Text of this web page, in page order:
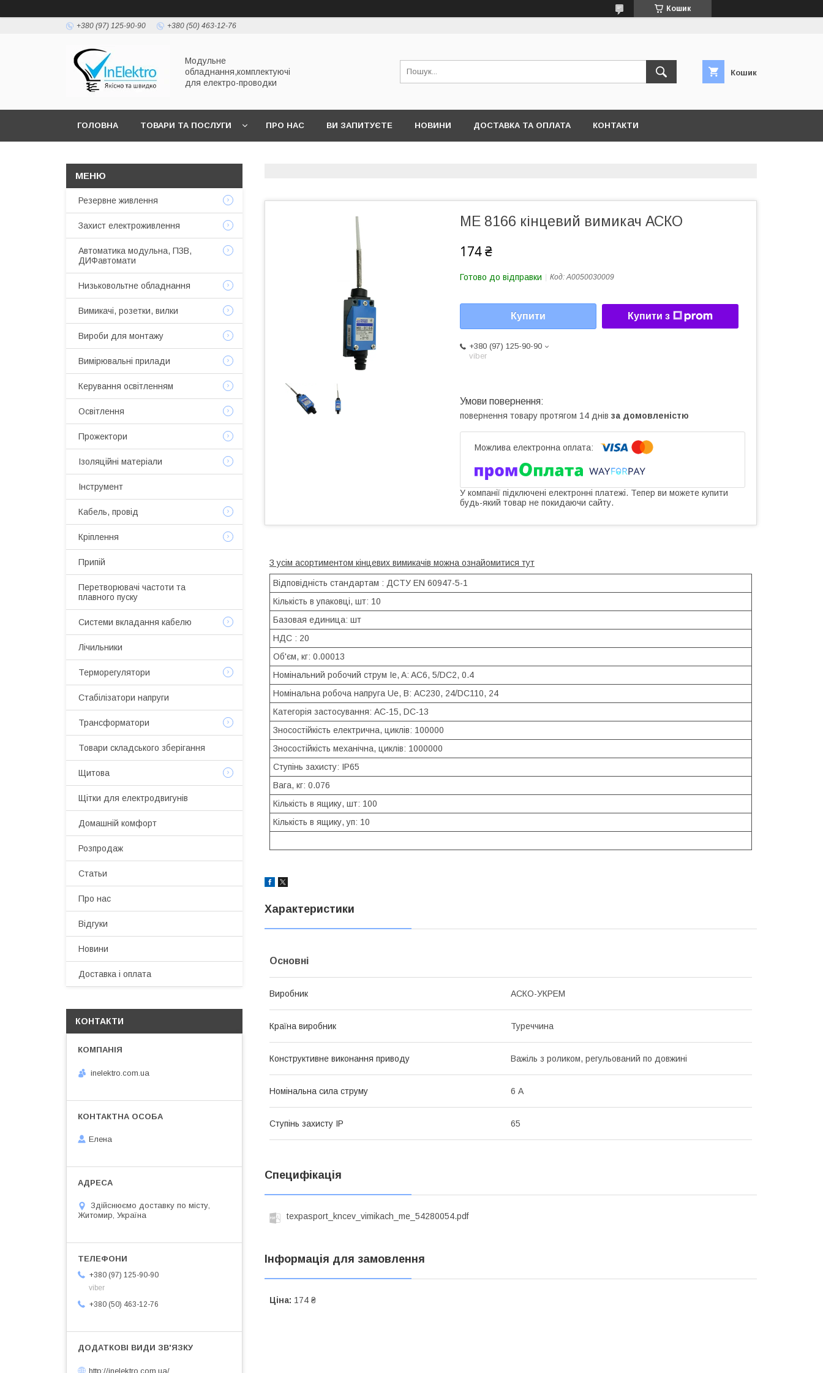
Кошик
+380 (97) 125-90-90 +380 (50) 463-12-76
Модульне
обладнання,комплектуючі
для електро-проводки
Кошик
ГОЛОВНА ТОВАРИ ТА ПОСЛУГИ ПРО НАС ВИ ЗАПИТУЄТЕ НОВИНИ ДОСТАВКА ТА ОПЛАТА КОНТАКТИ
МЕ 8166 кінцевий вимикач АСКО
174 ₴
Готово до відправки Код:A0050030009
Купити Купити з
+380 (97) 125-90-90
viber
повернення товару протягом 14 днів за домовленістю
У компанії підключені електронні платежі. Тепер ви можете купити
будь-який товар не покидаючи сайту.
З усім асортиментом кінцевих вимикачів можна ознайомитися тут
Відповідність стандартам : ДСТУ EN 60947-5-1
Кількість в упаковці, шт: 10
Базовая единица: шт
НДС : 20
Об'єм, кг: 0.00013
Номінальний робочий струм Ie, A: AC6, 5/DC2, 0.4
Номінальна робоча напруга Ue, В: AC230, 24/DC110, 24
Категорія застосування: AC-15, DC-13
Зносостійкість електрична, циклів: 100000
Зносостійкість механічна, циклів: 1000000
Ступінь захисту: IP65
Вага, кг: 0.076
Кількість в ящику, шт: 100
Кількість в ящику, уп: 10
Характеристики
Основні
Виробник АСКО-УКРЕМ
Країна виробник Туреччина
Конструктивне виконання приводу Важіль з роликом, регульований по довжині
Номінальна сила струму 6 А
Ступінь захисту IP 65
Специфікація
texpasport_kncev_vimikach_me_54280054.pdf
Інформація для замовлення
Ціна: 174 ₴
Резервне живлення
Захист електроживлення
Автоматика модульна, ПЗВ,
ДИФавтомати
Низьковольтне обладнання
Вимикачі, розетки, вилки
Вироби для монтажу
Вимірювальні прилади
Керування освітленням
Освітлення
Прожектори
Ізоляційні матеріали
Інструмент
Кабель, провід
Кріплення
Припій
Перетворювачі частоти та
плавного пуску
Системи вкладання кабелю
Лічильники
Терморегулятори
Стабілізатори напруги
Трансформатори
Товари складського зберігання
Щитова
Щітки для електродвигунів
Домашній комфорт
Розпродаж
Статьи
Про нас
Відгуки
Новини
Доставка і оплата
КОНТАКТИ
inelektro.com.ua
Елена
Здійснюємо доставку по місту,
Житомир, Україна
+380 (97) 125-90-90
viber
+380 (50) 463-12-76
http://inelektro.com.ua/